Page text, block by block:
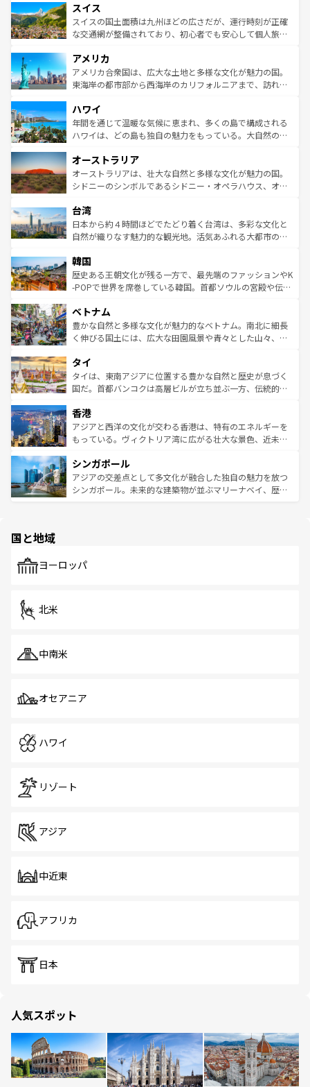
れる地方に足を運ぶとそれぞれで全く異なる文化を体験で
きるだろう。 なお、新着のフランス情報はコンテンツ一覧
を参照してほしい。
は、お酒好きな人にはぜひ体験してほしい。 なお、新着の
ドイツ情報はコンテンツ一覧を参照してほしい。
リアごとに異なる魅力がある。また、優雅なアフタヌーン
ティー、ビール好きにはたまらない英国パブ、サッカー観
戦など、本場だからこそできる体験も豊富。イギリスを旅
ンツ一覧を参照してほしい。
スイス
スイスの国土面積は九州ほどの広さだが、運行時刻が正確
な交通網が整備されており、初心者でも安心して個人旅行
の建物がそのまま残る町や、スイスならではのユニークな
博物館もあり、アルプス観光だけでなく町歩きも満喫する
ことができる。国民の所得が高いため物価も高いが、旅行
ば市内交通費無料で観光を楽しむこともできる。 なお、新
着のスイス情報はコンテンツ一覧 を参照してほしい。
アメリカ
アメリカ合衆国は、広大な土地と多様な文化が魅力の国。
東海岸の都市部から西海岸のカリフォルニアまで、訪れる
のような巨大都市は、観光、ショッピング、エンターテイ
ンメントが詰まった刺激的なスポットだ。一方、アメリカ
西部には大自然が広がり、グランドキャニオンやイエロー
部のニューオーリンズでは、音楽と美食が融合した独特の
文化が魅力。旅行者はアメリカの各地域で異なる魅力を楽
しみながら、その多様性と豊かな歴史を感じることができ
ならではの贅沢な旅のスタイルだ。 なお、新着のアメリカ
情報はコンテンツ一覧を参照してほしい。
ハワイ
年間を通じて温暖な気候に恵まれ、多くの島で構成される
ハワイは、どの島も独自の魅力をもっている。大自然の神
ワイ島は見逃せない。また、定番の観光地といえばオアフ
島だが、静かな自然を求めるならマウイ島やカウアイ島が
おすすめ。エメラルドグリーンに輝く海をはじめ、豊かな
れるおもてなしの心で訪れる人々を迎えてくれるハワイの
人々、おいしいローカルフードやハワイアンミュージッ
ク、伝統的なフラダンスなど、すべてがハワイの魅力を彩
ワイを、存分に味わってほしい。 なお、新着のハワイ情報
はコンテンツ一覧を参照してほしい。
オーストラリア
オーストラリアは、壮大な自然と多様な文化が魅力の国。
シドニーのシンボルであるシドニー・オペラハウス、オー
リアリーフや大陸中央部にそびえるウルル（エアーズロッ
ク）、タスマニアの美しい原生林やケアンズの熱帯雨林な
ど、見どころがたくさん。また、カフェやワイン、オージ
いる。アクティビティも充実しており、サーフィンやダイ
ビング、ハイキングなど、アウトドア好きにはたまらな
い。オーストラリアの多彩な魅力を存分に味わいつくそ
参照してほしい。
台湾
日本から約４時間ほどでたどり着く台湾は、多彩な文化と
自然が織りなす魅力的な観光地。活気あふれる大都市の台
ン）、静ひつな山岳地帯である台湾東部など、都市の喧騒
と山間の静けさが共存しており、訪れる人に新しい発見と
驚きをもたらしてくれる。また、奥深い台湾の食文化も魅
容にもいいと評判のスイーツなど、バラエティ豊かな料理
が味わえる。 なお、新着の台湾情報は コンテンツ一覧を参
照してほしい。
韓国
歴史ある王朝文化が残る一方で、最先端のファッションやK
-POPで世界を席巻している韓国。首都ソウルの宮殿や伝統
き、地方に足を延ばせば四季折々の自然美を楽しむことが
できる。そして、キムチや焼肉、絶品のストリートフード
まで、さまざまな韓国料理が待っている。夜には、韓国な
リティに包まれながら、韓国の多彩な魅力を心ゆくまで味
わってみてほしい。 なお、新着の韓国情報はコンテンツ一
覧を参照してほしい。
ベトナム
豊かな自然と多様な文化が魅力的なベトナム。南北に細長
く伸びる国土には、広大な田園風景や青々とした山々、世
急速な発展と共に伝統が息づく。ハノイの古い町並みやホ
ーチミン市のフランス統治時代の建物も、独特の雰囲気を
醸し出している。また、バラエティの豊かさとおいしさで
とつ。フォーやバインミー、ベトナムコーヒーなどは、ぜ
ひ現地で味わいたい。どの地域を訪れてもあたたかい人々
が旅行者を迎えてくれるので、きっと忘れられない旅にな
参照してほしい。
タイ
タイは、東南アジアに位置する豊かな自然と歴史が息づく
国だ。首都バンコクは高層ビルが立ち並ぶ一方、伝統的な
の活気が交差している。北部ではチェンマイなどの山岳地
帯で自然と触れ合い、南部ではプーケットやクラビの美し
いビーチでリゾート気分を楽しむことができる。タイ料理
激する。気候は一年中温暖で、どの季節にも異なる楽しみ
が待っている。親しみやすいタイの人々、仏教を中心とし
た文化、そして多様な観光資源が、訪れる旅人を魅了し続
香港
アジアと西洋の文化が交わる香港は、特有のエネルギーを
もっている。ヴィクトリア湾に広がる壮大な景色、近未来
み、どこを訪れても感動するはず。観光スポットが密集し
ており、効率よく見どころを回れるのも魅力。息をのむよ
うな絶景から文化的な体験まで、香港を存分に楽しみ尽く
シンガポール
アジアの交差点として多文化が融合した独自の魅力を放つ
シンガポール。未来的な建築物が並ぶマリーナベイ、歴史
で、ホーカーズは地元の風情を楽しめる外せないスポット
国と地域
ヨーロッパ
北米
中南米
オセアニア
ハワイ
リゾート
アジア
中近東
アフリカ
日本
人気スポット